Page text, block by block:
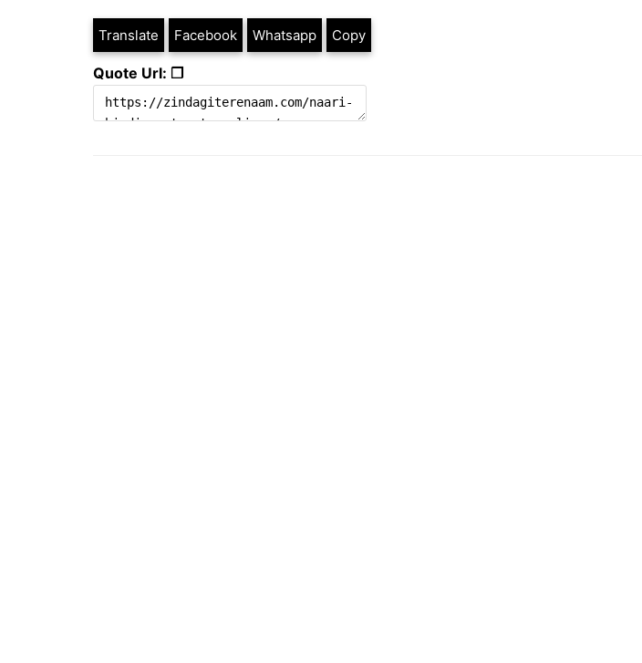
Translate Facebook Whatsapp Copy
Quote Url: ❐